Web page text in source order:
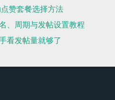
赞套餐选择方法
、周期与发帖设置教程
看发帖量就够了